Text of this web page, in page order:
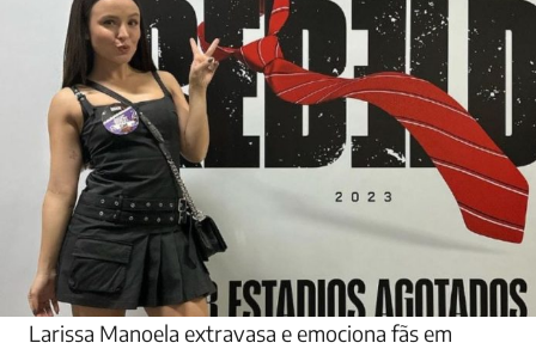
Larissa Manoela extravasa e emociona fãs em